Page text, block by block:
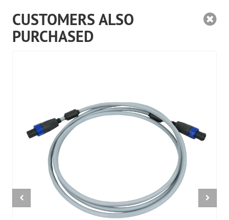
CUSTOMERS ALSO
PURCHASED